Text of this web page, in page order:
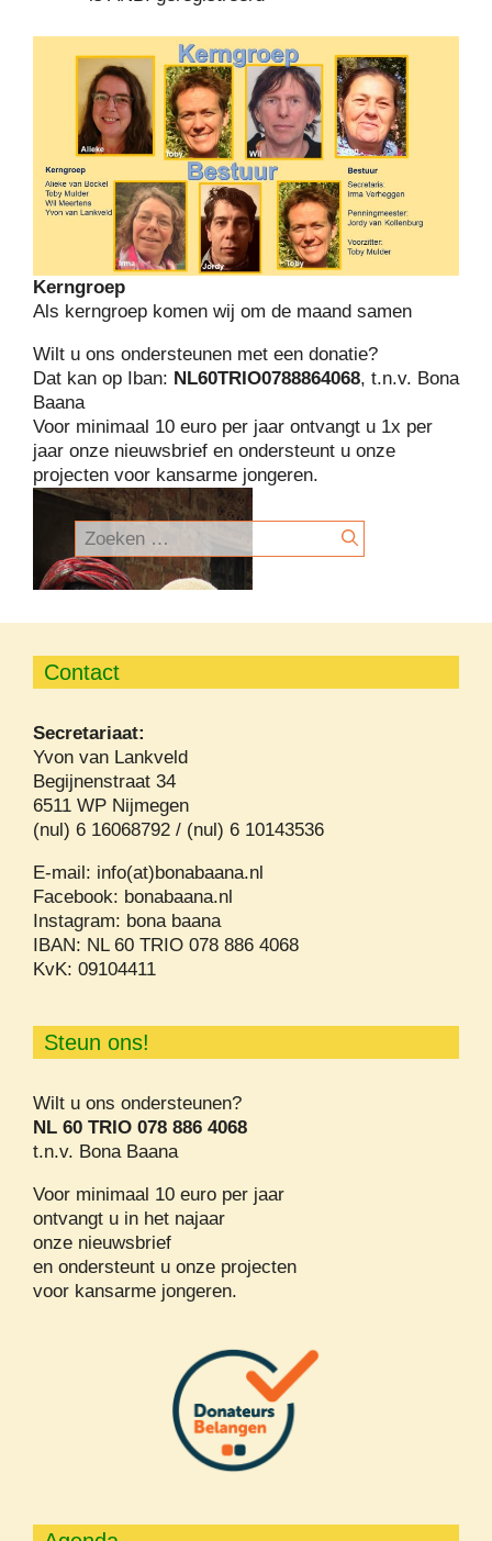
Kerngroep
Als kerngroep komen wij om de maand samen
Wilt u ons ondersteunen met een donatie?
Dat kan op Iban: NL60TRIO0788864068, t.n.v. Bona
Baana
Voor minimaal 10 euro per jaar ontvangt u 1x per
jaar onze nieuwsbrief en ondersteunt u onze
projecten voor kansarme jongeren.
Zoek
naar:
Contact
Secretariaat:
Yvon van Lankveld
Begijnenstraat 34
6511 WP Nijmegen
(nul) 6 16068792 / (nul) 6 10143536
E-mail: info(at)bonabaana.nl
Facebook: bonabaana.nl
Instagram: bona baana
IBAN: NL 60 TRIO 078 886 4068
KvK: 09104411
Steun ons!
Wilt u ons ondersteunen?
NL 60 TRIO 078 886 4068
t.n.v. Bona Baana
Voor minimaal 10 euro per jaar
ontvangt u in het najaar
onze nieuwsbrief
en ondersteunt u onze projecten
voor kansarme jongeren.